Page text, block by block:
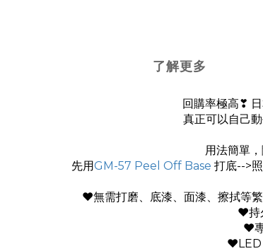
了解更多
回購率極高❣
真正可以自己
用法簡單
先用GM-57 Peel Off Base 打底-->
❤無需打磨、底漆、面漆、擦拭等
❤持
❤
❤LED